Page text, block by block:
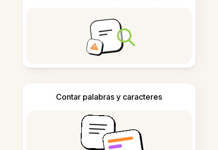
Contar palabras y caracteres